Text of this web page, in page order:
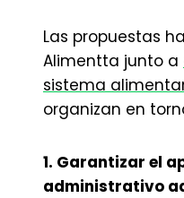
Las propuestas
Alimentta junto a
sistema
organizan en
1. Garantizar el
administrativo